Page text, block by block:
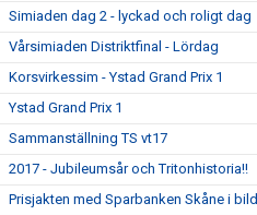
Simiaden dag 2 - lyckad och roligt dag
Vårsimiaden Distriktfinal - Lördag
Korsvirkessim - Ystad Grand Prix 1
Ystad Grand Prix 1
Sammanställning TS vt17
2017 - Jubileumsår och Tritonhistoria!!
Prisjakten med Sparbanken Skåne i bild